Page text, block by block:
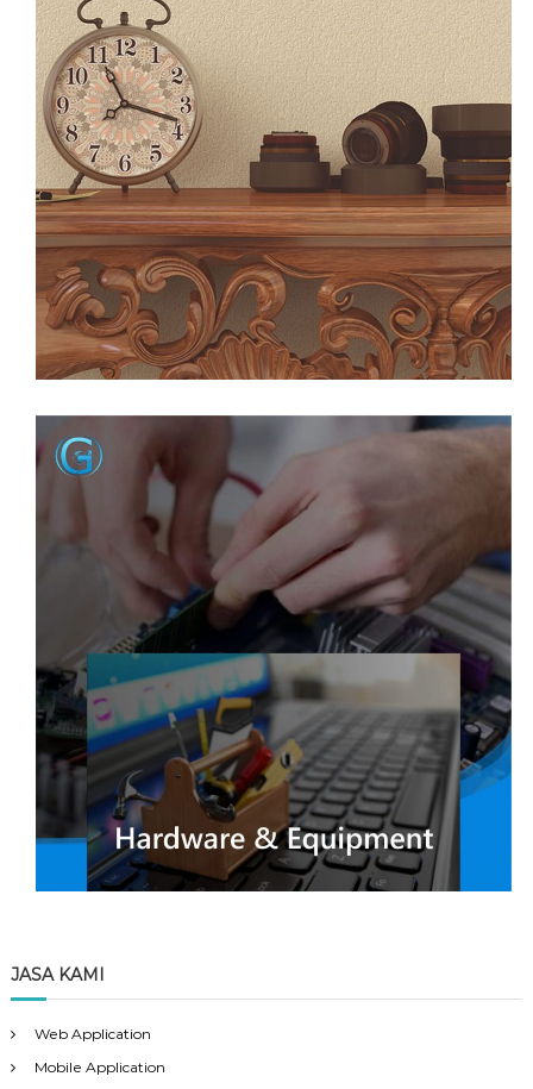
JASA KAMI
Web Application
Mobile Application